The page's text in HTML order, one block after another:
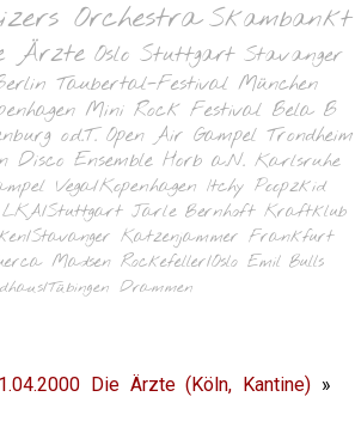
Orchestra Skambankt
Ärzte Oslo Stuttgart Stavanger
Taubertal-Festival München
Mini Rock Festival Bela B
o.d.T. Open Air Gampel Trondheim
Disco Ensemble Horb a.N. Karlsruhe
Vega/Kopenhagen Itchy Poopzkid
LKA/Stuttgart Jarle Bernhoft Kraftklub
Stavanger Katzenjammer Frankfurt
Madsen Rockefeller/Oslo Emil Bulls
Tübingen Drammen
Die Ärzte (Köln, Kantine) »